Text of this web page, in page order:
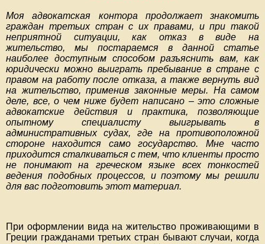
Моя адвокатская контора продолжает знакомить
граждан третьих стран с их правами, и при такой
неприятной ситуации, как отказ в виде на
жительство, мы постараемся в данной статье
наиболее доступным способом разъяснить вам, как
юридически можно выиграть пребывание в стране с
правом на работу после отказа, а также вернуть вид
на жительство, применив законные меры. На самом
деле, все, о чем ниже будет написано – это сложные
адвокатские действия и практика, позволяющие
опытному специалисту выигрывать в
административных судах, где на противоположной
стороне находится само государство. Мне часто
приходится сталкиваться с тем, что клиенты просто
не понимают на греческом языке всех тонкостей
ведения подобных процессов, и поэтому мы решили
для вас подготовить этот материал.
При оформлении вида на жительство проживающими в
Греции гражданами третьих стран бывают случаи, когда